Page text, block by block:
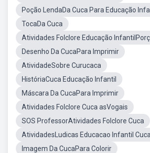
Poção LendaDa Cuca Para Educação
TocaDa Cuca
Atividades Folclore Educação
Desenho Da CucaPara Imprimir
AtividadeSobre Curucaca
HistóriaCuca Educação Infantil
Máscara Da CucaPara Imprimir
Atividades Folclore Cuca asVogais
SOS ProfessorAtividades Folclore Cuca
AtividadesLudicas Educacao Infantil Cuca
Imagem Da CucaPara Colorir